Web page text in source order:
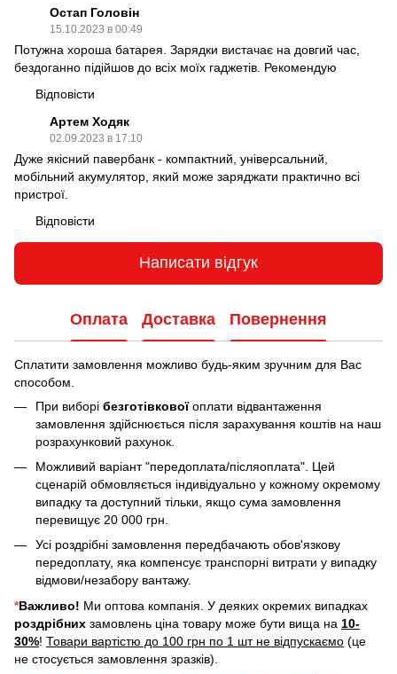
Остап Головін
15.10.2023 в 00:49
Потужна хороша батарея. Зарядки вистачає на довгий час,
бездоганно підійшов до всіх моїх гаджетів. Рекомендую
Відповісти
Артем Ходяк
02.09.2023 в 17:10
Дуже якісний павербанк - компактний, універсальний,
мобільний акумулятор, який може заряджати практично всі
пристрої.
Відповісти
Написати відгук
Оплата Доставка Повернення
Сплатити замовлення можливо будь-яким зручним для Вас
способом.
При виборі безготівковоїоплати відвантаження
замовлення здійснюється після зарахування коштів на наш
розрахунковий рахунок.
Можливий варіант "передоплата/післяоплата". Цей
сценарій обмовляється індивідуально у кожному окремому
випадку та доступний тільки, якщо сума замовлення
перевищує 20 000 грн.
Усі роздрібні замовлення передбачають обов'язкову
передоплату, яка компенсує транспорні витрати у випадку
відмови/незабору вантажу.
*Важливо! Ми оптова компанія. У деяких окремих випадках
роздрібних замовлень ціна товару може бути вища на 10-
30%! Товари вартістю до 100 грн по 1 шт не відпускаємо (це
не стосується замовлення зразків).